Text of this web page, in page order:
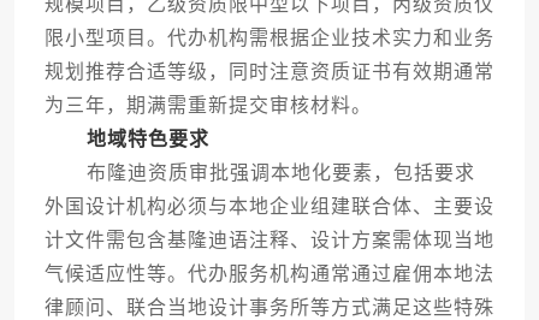
规模项目，乙级资质限中型以下项目，丙级资质仅
限小型项目。代办机构需根据企业技术实力和业务
规划推荐合适等级，同时注意资质证书有效期通常
为三年，期满需重新提交审核材料。
地域特色要求
布隆迪资质审批强调本地化要素，包括要求
外国设计机构必须与本地企业组建联合体、主要设
计文件需包含基隆迪语注释、设计方案需体现当地
气候适应性等。代办服务机构通常通过雇佣本地法
律顾问、联合当地设计事务所等方式满足这些特殊